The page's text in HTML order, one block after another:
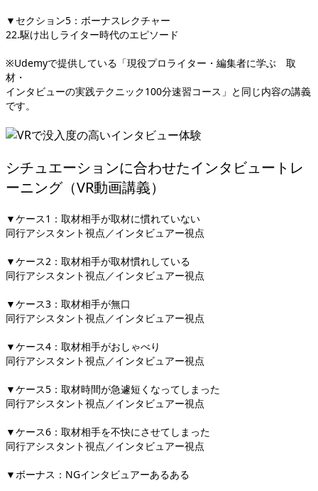
▼セクション5：ボーナスレクチャー
22.駆け出しライター時代のエピソード
※Udemyで提供している「現役プロライター・編集者に学ぶ 取
材・
インタビューの実践テクニック100分速習コース」と同じ内容の講義
です。
シチュエーションに合わせたインタビュートレ
ーニング（VR動画講義）
▼ケース1：取材相手が取材に慣れていない
同行アシスタント視点／インタビュアー視点
▼ケース2：取材相手が取材慣れしている
同行アシスタント視点／インタビュアー視点
▼ケース3：取材相手が無口
同行アシスタント視点／インタビュアー視点
▼ケース4：取材相手がおしゃべり
同行アシスタント視点／インタビュアー視点
▼ケース5：取材時間が急遽短くなってしまった
同行アシスタント視点／インタビュアー視点
▼ケース6：取材相手を不快にさせてしまった
同行アシスタント視点／インタビュアー視点
▼ボーナス：NGインタビュアーあるある